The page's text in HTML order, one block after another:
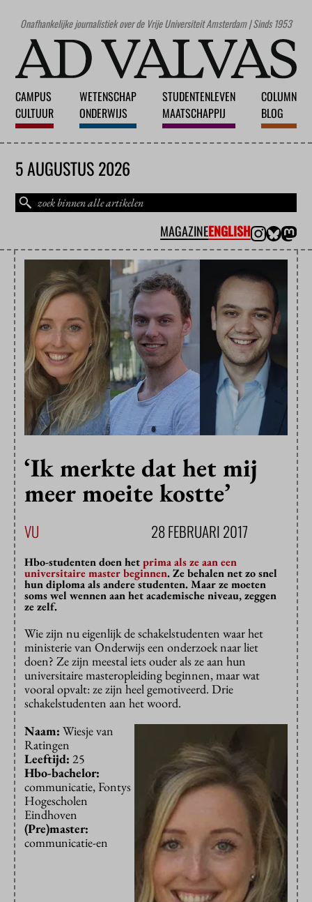
Onafhankelijke journalistiek over de Vrije Universiteit Amsterdam | Sinds 1953
CAMPUS
CULTUUR
WETENSCHAP
ONDERWIJS
STUDENTENLEVEN
MAATSCHAPPIJ
COLUMN
BLOG
5 AUGUSTUS 2026
MAGAZINEENGLISH
‘Ik merkte dat het mij
meer moeite kostte’
VU 28 FEBRUARI 2017
Hbo-studenten doen hetprima als ze aan een
universitaire master beginnen. Ze behalen net zo snel
hun diploma als andere studenten. Maar ze moeten
soms wel wennen aan het academische niveau, zeggen
ze zelf.
Wie zijn nu eigenlijk de schakelstudenten waar het
ministerie van Onderwijs een onderzoek naar liet
doen? Ze zijn meestal iets ouder als ze aan hun
universitaire masteropleiding beginnen, maar wat
vooral opvalt: ze zijn heel gemotiveerd. Drie
schakelstudenten aan het woord.
Naam: Wiesje van
Ratingen
Leeftijd: 25
Hbo-bachelor:
communicatie, Fontys
Hogescholen
Eindhoven
(Pre)master:
communicatie-en